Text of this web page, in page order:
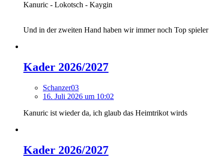
Kanuric - Lokotsch - Kaygin
Und in der zweiten Hand haben wir immer noch Top spieler
Kader 2026/2027
Schanzer03
16. Juli 2026 um 10:02
Kanuric ist wieder da, ich glaub das Heimtrikot wirds
Kader 2026/2027